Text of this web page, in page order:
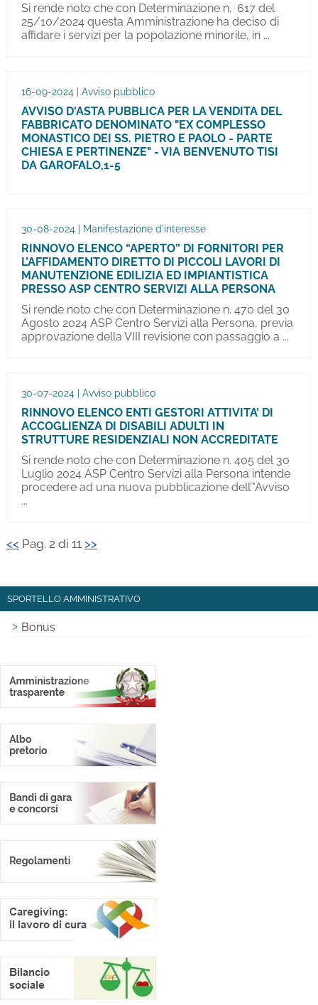
Si rende noto che con Determinazione n. 617 del
25/10/2024 questa Amministrazione ha deciso di
affidare i servizi per la popolazione minorile, in ...
16-09-2024 | Avviso pubblico
AVVISO D'ASTA PUBBLICA PER LA VENDITA DEL
FABBRICATO DENOMINATO "EX COMPLESSO
MONASTICO DEI SS. PIETRO E PAOLO - PARTE
CHIESA E PERTINENZE" - VIA BENVENUTO TISI
DA GAROFALO,1-5
30-08-2024 | Manifestazione d'interesse
RINNOVO ELENCO “APERTO” DI FORNITORI PER
L’AFFIDAMENTO DIRETTO DI PICCOLI LAVORI DI
MANUTENZIONE EDILIZIA ED IMPIANTISTICA
PRESSO ASP CENTRO SERVIZI ALLA PERSONA
Si rende noto che con Determinazione n. 470 del 30
Agosto 2024 ASP Centro Servizi alla Persona, previa
approvazione della VIII revisione con passaggio a ...
30-07-2024 | Avviso pubblico
RINNOVO ELENCO ENTI GESTORI ATTIVITA’ DI
ACCOGLIENZA DI DISABILI ADULTI IN
STRUTTURE RESIDENZIALI NON ACCREDITATE
Si rende noto che con Determinazione n. 405 del 30
Luglio 2024 ASP Centro Servizi alla Persona intende
procedere ad una nuova pubblicazione dell’"Avviso
...
<< Pag. 2 di 11 >>
SPORTELLO AMMINISTRATIVO
Bonus